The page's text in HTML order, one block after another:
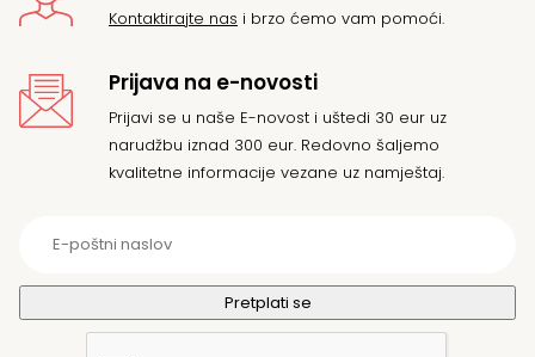
Kontaktirajte nas i brzo ćemo vam pomoći.
Prijava na e-novosti
Prijavi se u naše E-novost i uštedi 30 eur uz
narudžbu iznad 300 eur. Redovno šaljemo
kvalitetne informacije vezane uz namještaj.